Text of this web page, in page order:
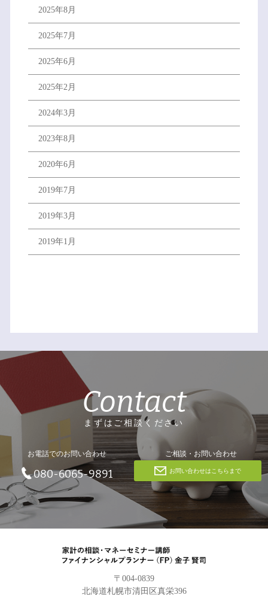
2025年8月
2025年7月
2025年6月
2025年2月
2024年3月
2023年8月
2020年6月
2019年7月
2019年3月
2019年1月
Contact
まずはご相談ください
お電話でのお問い合わせ
080-6065-9891
ご相談・お問い合わせ
お問い合わせはこちらまで
〒004-0839
北海道札幌市清田区真栄396